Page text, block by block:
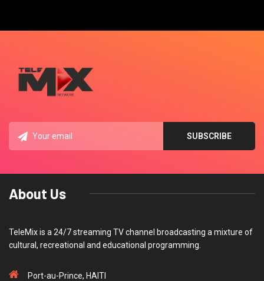
About Us
TeleMix is a 24/7 streaming TV channel broadcasting a mixture of
cultural, recreational and educational programming.
Port-au-Prince, HAITI